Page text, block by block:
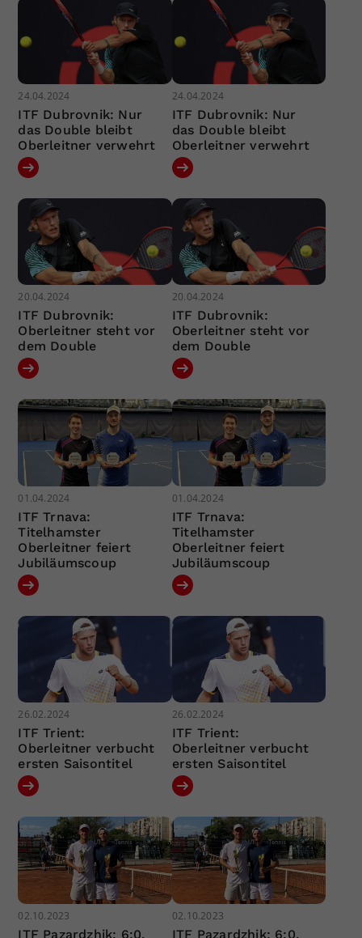
24.04.2024
ITF Dubrovnik: Nur
das Double bleibt
Oberleitner verwehrt
24.04.2024
ITF Dubrovnik: Nur
das Double bleibt
Oberleitner verwehrt
20.04.2024
ITF Dubrovnik:
Oberleitner steht vor
dem Double
20.04.2024
ITF Dubrovnik:
Oberleitner steht vor
dem Double
01.04.2024
ITF Trnava:
Titelhamster
Oberleitner feiert
Jubiläumscoup
01.04.2024
ITF Trnava:
Titelhamster
Oberleitner feiert
Jubiläumscoup
26.02.2024
ITF Trient:
Oberleitner verbucht
ersten Saisontitel
26.02.2024
ITF Trient:
Oberleitner verbucht
ersten Saisontitel
02.10.2023
ITF Pazardzhik: 6:0,
02.10.2023
ITF Pazardzhik: 6:0,